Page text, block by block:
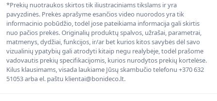
*Prekių nuotraukos skirtos tik iliustraciniams tikslams ir yra
pavyzdinės. Prekės aprašyme esančios video nuorodos yra tik
informacinio pobūdžio, todėl jose pateikiama informacija gali skirtis
nuo pačios prekės. Originalių produktų spalvos, užrašai, parametrai,
matmenys, dydžiai, funkcijos, ir/ar bet kurios kitos savybės dėl savo
vizualinių ypatybių gali atrodyti kitaip negu realybėje, todėl prašome
vadovautis prekių specifikacijomis, kurios nurodytos prekių kortelėse.
Kilus klausimams, visada laukiame Jūsų skambučio telefonu +370 632
51053 arba el. paštu klientai@bonideco.lt.